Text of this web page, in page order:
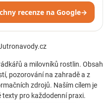
recenze na Google→
a milovníků rostlin. Obsah
pozorování na zahradě a z
zdrojů. Naším cílem je
pro každodenní praxi.